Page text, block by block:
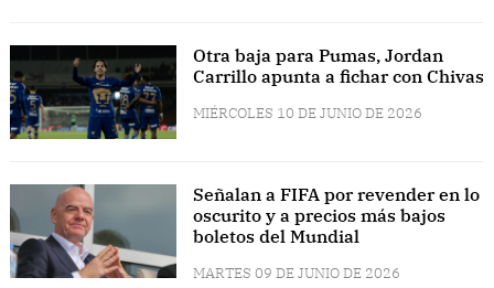
Otra baja para Pumas, Jordan
Carrillo apunta a fichar con Chivas
MIÉRCOLES 10 DE JUNIO DE 2026
Señalan a FIFA por revender en lo
oscurito y a precios más bajos
boletos del Mundial
MARTES 09 DE JUNIO DE 2026